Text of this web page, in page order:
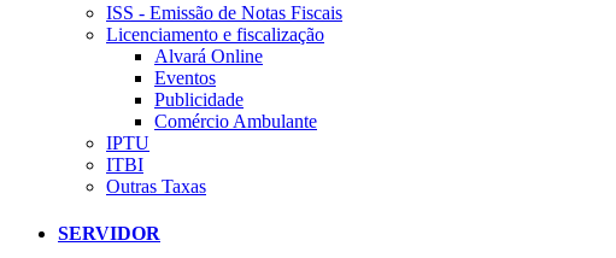
ISS - Emissão de Notas Fiscais
Licenciamento e fiscalização
Alvará Online
Eventos
Publicidade
Comércio Ambulante
IPTU
ITBI
Outras Taxas
SERVIDOR